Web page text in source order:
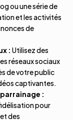
ou une série de
et les activités
de
: Utilisez des
réseaux sociaux
de votre public
captivantes.
:
pour
des